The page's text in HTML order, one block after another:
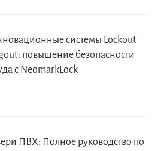
системы Lockout
повышение безопасности
с NeomarkLock
ПВХ: Полное руководство по